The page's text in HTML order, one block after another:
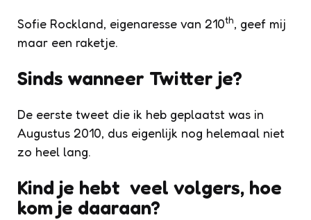
Sofie Rockland, eigenaresse van 210th, geef mij
maar een raketje.
Sinds wanneer Twitter je?
De eerste tweet die ik heb geplaatst was in
Augustus 2010, dus eigenlijk nog helemaal niet
zo heel lang.
Kind je hebt veel volgers, hoe
kom je daaraan?